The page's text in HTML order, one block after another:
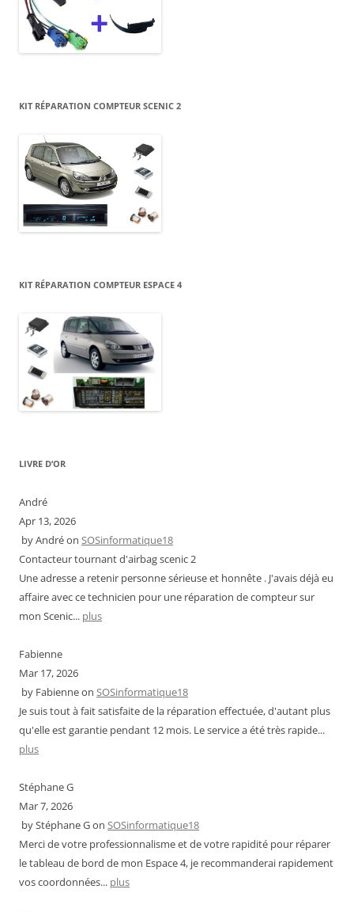
KIT RÉPARATION COMPTEUR SCENIC 2
KIT RÉPARATION COMPTEUR ESPACE 4
LIVRE D’OR
André
Apr 13, 2026
byAndréon SOSinformatique18
Contacteur tournant d'airbag scenic 2
Une adresse a retenir personne sérieuse et honnête . J'avais déjà eu
affaire avec ce technicien pour une réparation de compteur sur
mon Scenic... plus
Fabienne
Mar 17, 2026
by Fabienneon SOSinformatique18
Je suis tout à fait satisfaite de la réparation effectuée, d'autant plus
qu'elle est garantie pendant 12 mois. Le service a été très rapide...
plus
Stéphane G
Mar 7, 2026
byStéphane Gon SOSinformatique18
Merci de votre professionnalisme et de votre rapidité pour réparer
le tableau de bord de mon Espace 4, je recommanderai rapidement
vos coordonnées... plus